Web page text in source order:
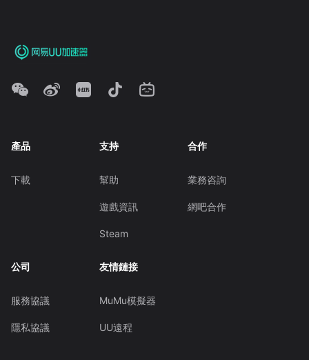
產品
下載
支持
幫助
遊戲資訊
Steam
合作
業務咨詢
網吧合作
公司
服務協議
隱私協議
友情鏈接
MuMu模擬器
UU遠程